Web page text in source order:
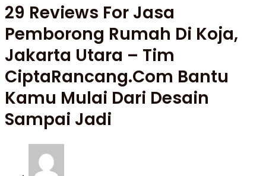
29 Reviews For Jasa
Pemborong Rumah Di Koja,
Jakarta Utara – Tim
CiptaRancang.com Bantu
Kamu Mulai Dari Desain
Sampai Jadi